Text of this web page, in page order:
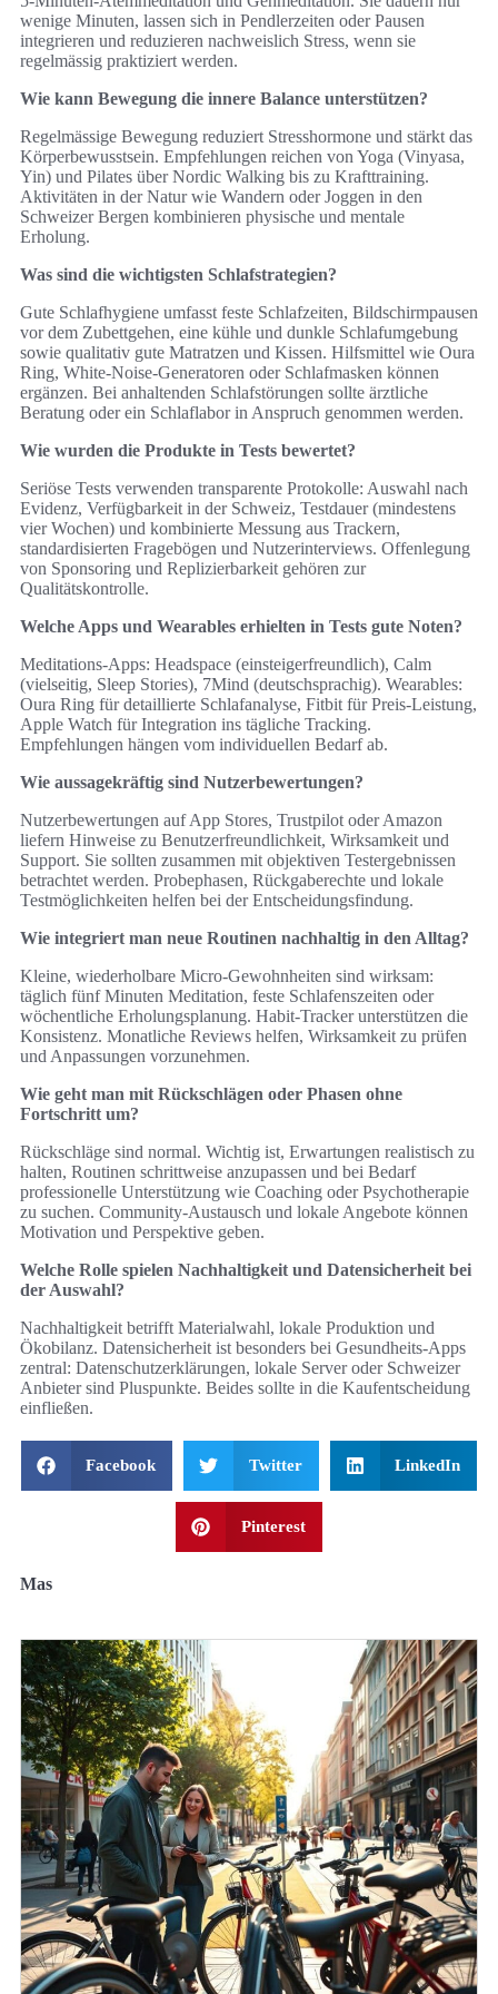
wenige Minuten, lassen sich in Pendlerzeiten oder Pausen
integrieren und reduzieren nachweislich Stress, wenn sie
regelmässig praktiziert werden.
Wie kann Bewegung die innere Balance unterstützen?
Regelmässige Bewegung reduziert Stresshormone und stärkt das
Körperbewusstsein. Empfehlungen reichen von Yoga (Vinyasa,
Yin) und Pilates über Nordic Walking bis zu Krafttraining.
Aktivitäten in der Natur wie Wandern oder Joggen in den
Schweizer Bergen kombinieren physische und mentale
Erholung.
Was sind die wichtigsten Schlafstrategien?
Gute Schlafhygiene umfasst feste Schlafzeiten, Bildschirmpausen
vor dem Zubettgehen, eine kühle und dunkle Schlafumgebung
sowie qualitativ gute Matratzen und Kissen. Hilfsmittel wie Oura
Ring, White‑Noise‑Generatoren oder Schlafmasken können
ergänzen. Bei anhaltenden Schlafstörungen sollte ärztliche
Beratung oder ein Schlaflabor in Anspruch genommen werden.
Wie wurden die Produkte in Tests bewertet?
Seriöse Tests verwenden transparente Protokolle: Auswahl nach
Evidenz, Verfügbarkeit in der Schweiz, Testdauer (mindestens
vier Wochen) und kombinierte Messung aus Trackern,
standardisierten Fragebögen und Nutzerinterviews. Offenlegung
von Sponsoring und Replizierbarkeit gehören zur
Qualitätskontrolle.
Welche Apps und Wearables erhielten in Tests gute Noten?
Meditations‑Apps: Headspace (einsteigerfreundlich), Calm
(vielseitig, Sleep Stories), 7Mind (deutschsprachig). Wearables:
Oura Ring für detaillierte Schlafanalyse, Fitbit für Preis‑Leistung,
Apple Watch für Integration ins tägliche Tracking.
Empfehlungen hängen vom individuellen Bedarf ab.
Wie aussagekräftig sind Nutzerbewertungen?
Nutzerbewertungen auf App Stores, Trustpilot oder Amazon
liefern Hinweise zu Benutzerfreundlichkeit, Wirksamkeit und
Support. Sie sollten zusammen mit objektiven Testergebnissen
betrachtet werden. Probephasen, Rückgaberechte und lokale
Testmöglichkeiten helfen bei der Entscheidungsfindung.
Wie integriert man neue Routinen nachhaltig in den Alltag?
Kleine, wiederholbare Micro‑Gewohnheiten sind wirksam:
täglich fünf Minuten Meditation, feste Schlafenszeiten oder
wöchentliche Erholungsplanung. Habit‑Tracker unterstützen die
Konsistenz. Monatliche Reviews helfen, Wirksamkeit zu prüfen
und Anpassungen vorzunehmen.
Wie geht man mit Rückschlägen oder Phasen ohne
Fortschritt um?
Rückschläge sind normal. Wichtig ist, Erwartungen realistisch zu
halten, Routinen schrittweise anzupassen und bei Bedarf
professionelle Unterstützung wie Coaching oder Psychotherapie
zu suchen. Community‑Austausch und lokale Angebote können
Motivation und Perspektive geben.
Welche Rolle spielen Nachhaltigkeit und Datensicherheit bei
der Auswahl?
Nachhaltigkeit betrifft Materialwahl, lokale Produktion und
Ökobilanz. Datensicherheit ist besonders bei Gesundheits‑Apps
zentral: Datenschutzerklärungen, lokale Server oder Schweizer
Anbieter sind Pluspunkte. Beides sollte in die Kaufentscheidung
einfließen.
Facebook Twitter LinkedIn
Pinterest
Mas